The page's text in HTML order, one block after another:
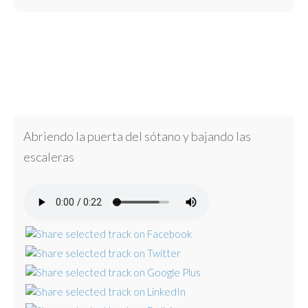
Abriendo la puerta del sótano y bajando las
escaleras